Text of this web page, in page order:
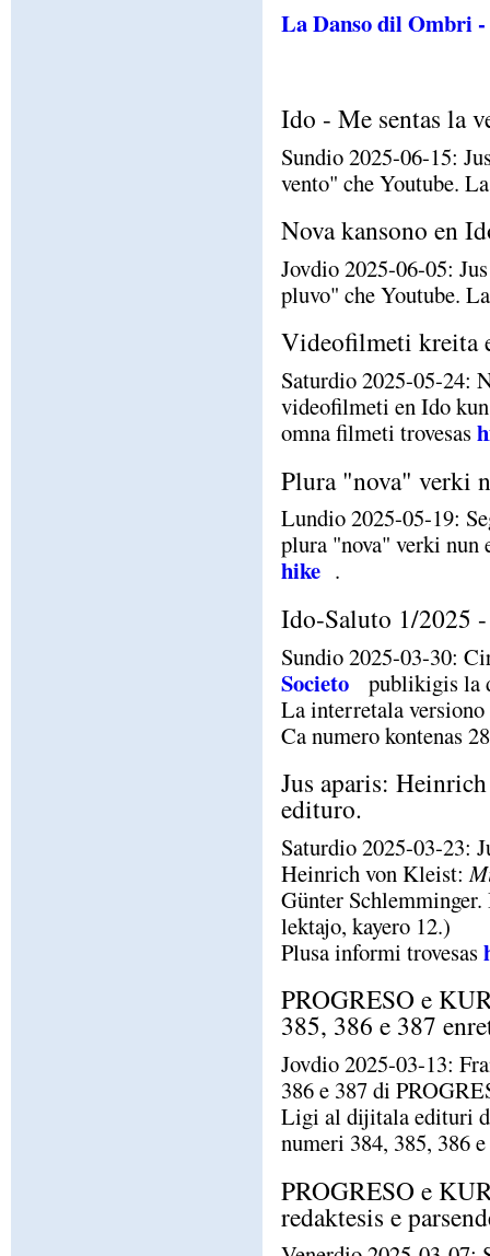
La Danso dil Ombri
Ido - Me sentas la
Sundio 2025-06-15:
vento" che Youtube.
Nova kansono en
Jovdio 2025-06-05:
pluvo" che Youtube.
Videofilmeti kreita
Saturdio 2025-05-24:
videofilmeti en Ido
omna filmeti trovesas
Plura "nova" verki
Lundio 2025-05-19:
plura "nova" verki nun
hike .
Ido-Saluto 1/2025
Sundio 2025-03-30:
Societo
publikigis la
La interretala
Ca numero kontenas
Jus aparis:
edituro.
Saturdio 2025-03-23:
Heinrich von Kleist:
Günter
lektajo, kayero 12.)
Plusa informi trovesas
PROGRESO e
385, 386 e 387
Jovdio 2025-03-13:
386 e 387 di
Ligi al dijitala edituri
numeri 384, 385, 386
PROGRESO e
redaktesis e